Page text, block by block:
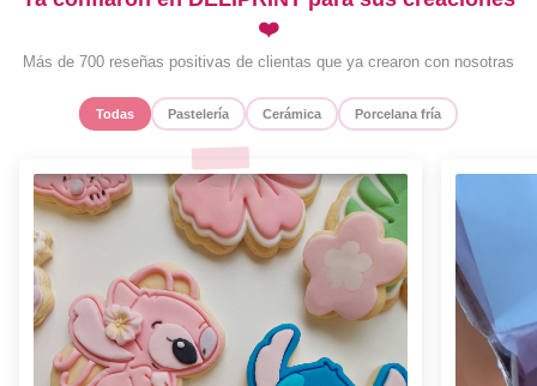
❤️
Más de 700 reseñas positivas de clientas que ya crearon con nosotras
Todas Pastelería Cerámica Porcelana fría